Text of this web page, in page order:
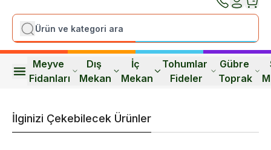
Meyve
Fidanları
Dış
Mekan
İç
Mekan
Tohumlar
Fideler
Gübre
Toprak
İlginizi Çekebilecek Ürünler